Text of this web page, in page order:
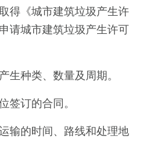
得《城市建筑垃圾产生许
请城市建筑垃圾产生许可
生种类、数量及周期。
签订的合同。
输的时间、路线和处理地